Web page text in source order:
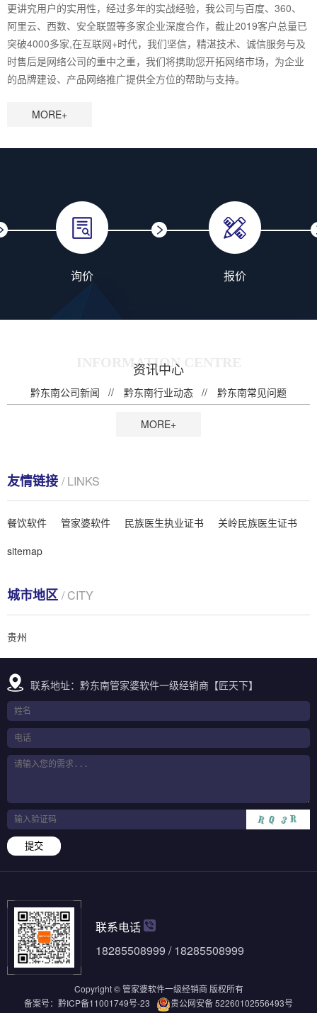
更讲究用户的实用性，经过多年的实战经验，我公司与百度、360、
阿里云、西数、安全联盟等多家企业深度合作，截止2019客户总量已
突破4000多家,在互联网+时代，我们坚信，精湛技术、诚信服务与及
时售后是网络公司的重中之重，我们将携助您开拓网络市场，为企业
的品牌建设、产品网络推广提供全方位的帮助与支持。
MORE+
询价 报价
INFORMATION CENTRE
资讯中心
黔东南公司新闻 黔东南行业动态 黔东南常见问题
MORE+
友情链接 / LINKS
餐饮软件 管家婆软件 民族医生执业证书
关岭民族医生证书
sitemap
城市地区 / CITY
贵州
联系地址：黔东南管家婆软件一级经销商【匠天下】
提交
联系电话
18285508999 / 18285508999
Copyright © 管家婆软件一级经销商 版权所有
备案号： 黔ICP备11001749号-23 贵公网安备 52260102556493号